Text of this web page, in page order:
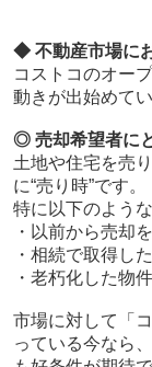
◆ 不動産市場に
コストコのオー
動きが出始めてい
◎ 売却希望者に
土地や住宅を売
に“売り時”です。
特に以下のよう
・以前から売却
・相続で取得し
・老朽化した物
市場に対して「
っている今なら